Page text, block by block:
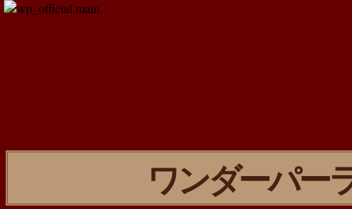
ワンダーパー